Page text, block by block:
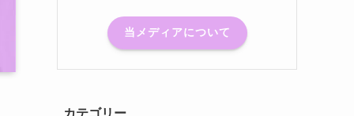
当メディアについて
カテゴリー